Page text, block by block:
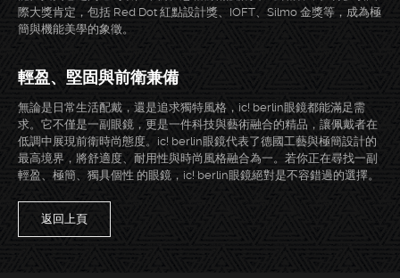
際大獎肯定，包括 Red Dot 紅點設計獎、IOFT、Silmo 金獎等，成為極
簡與機能美學的象徵。
輕盈、堅固與前衛兼備
無論是日常生活配戴，還是追求獨特風格，ic! berlin眼鏡都能滿足需
求。它不僅是一副眼鏡，更是一件科技與藝術融合的精品，讓佩戴者在
低調中展現前衛時尚態度。ic! berlin眼鏡代表了德國工藝與極簡設計的
最高境界，將舒適度、耐用性與時尚風格融合為一。若你正在尋找一副
輕盈、極簡、獨具個性 的眼鏡，ic! berlin眼鏡絕對是不容錯過的選擇。
返回上頁